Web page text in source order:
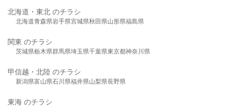
北海道・東北 のチラシ
北海道青森県岩手県宮城県秋田県山形県福島県
関東 のチラシ
茨城県栃木県群馬県埼玉県千葉県東京都神奈川県
甲信越・北陸 のチラシ
新潟県富山県石川県福井県山梨県長野県
東海 のチラシ